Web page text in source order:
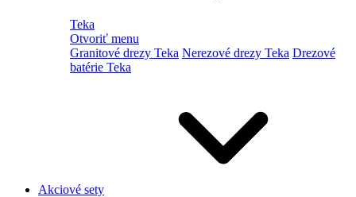
Teka
Otvoriť menu
Granitové drezy Teka Nerezové drezy Teka Drezové
batérie Teka
Akciové sety